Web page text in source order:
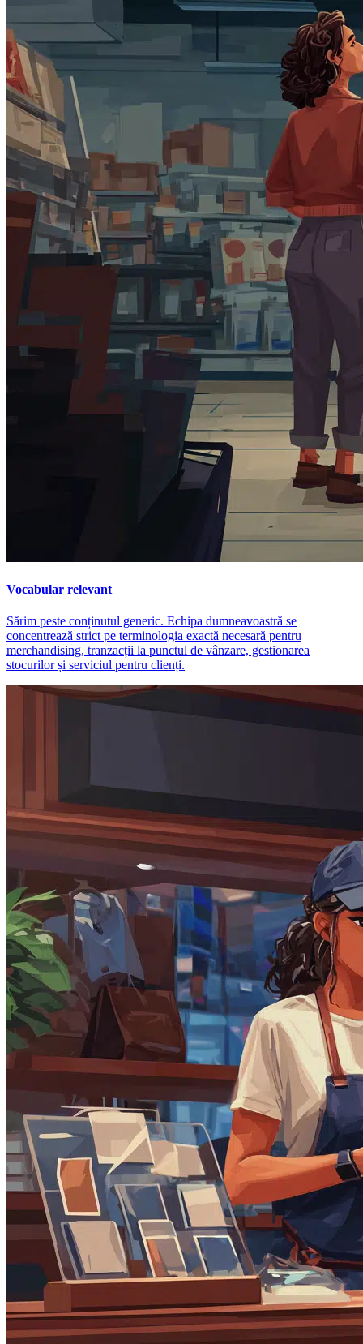
Vocabular relevant
Sărim peste conținutul generic. Echipa dumneavoastră se
concentrează strict pe terminologia exactă necesară pentru
merchandising, tranzacții la punctul de vânzare, gestionarea
stocurilor și serviciul pentru clienți.